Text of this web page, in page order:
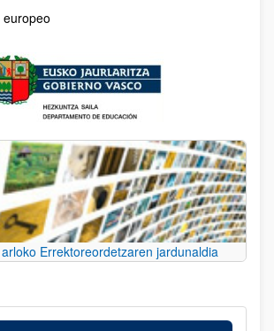
Errektoreordetzaren jardunaldia